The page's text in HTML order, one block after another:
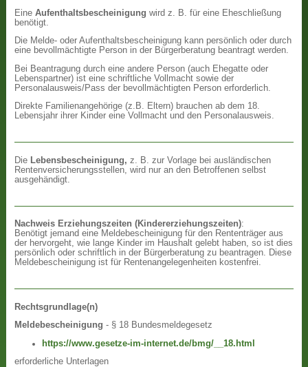
EineAufenthaltsbescheinigung wird z. B. für eine Eheschließung
benötigt.
Die Melde- oder Aufenthaltsbescheinigung kann persönlich oder durch
eine bevollmächtigte Person in der Bürgerberatung beantragt werden.
Bei Beantragung durch eine andere Person (auch Ehegatte oder
Lebenspartner) ist eine schriftliche Vollmacht sowie der
Personalausweis/Pass der bevollmächtigten Person erforderlich.
Direkte Familienangehörige (z.B. Eltern) brauchen ab dem 18.
Lebensjahr ihrer Kinder eine Vollmacht und den Personalausweis.
Die Lebensbescheinigung, z. B. zur Vorlage bei ausländischen
Rentenversicherungsstellen, wird nur an den Betroffenen selbst
ausgehändigt.
Nachweis Erziehungszeiten (Kindererziehungszeiten):
Benötigt jemand eine Meldebescheinigung für den Rententräger aus
der hervorgeht, wie lange Kinder im Haushalt gelebt haben, so ist dies
persönlich oder schriftlich in der Bürgerberatung zu beantragen. Diese
Meldebescheinigung ist für Rentenangelegenheiten kostenfrei.
Rechtsgrundlage(n)
Meldebescheinigung - § 18 Bundesmeldegesetz
https://www.gesetze-im-internet.de/bmg/__18.html
erforderliche Unterlagen